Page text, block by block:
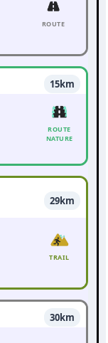
ROUTE
15km
ROUTE
NATURE
29km
TRAIL
30km